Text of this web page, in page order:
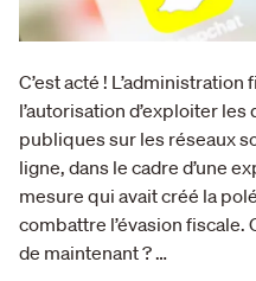
C’est acté !
l’autorisation d’exploiter
publiques sur les réseaux
ligne, dans le cadre d’une
mesure qui avait créé la
combattre l’évasion fiscale.
de maintenant ? …